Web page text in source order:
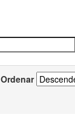
Ordenar